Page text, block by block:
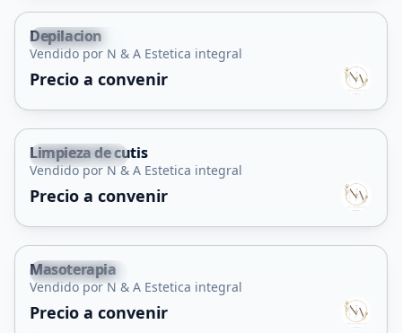
Juana Koslay
Servicio
Depilacion
Vendido por N & A Estetica integral
Precio a convenir
Juana Koslay
Servicio
Limpieza de cutis
Vendido por N & A Estetica integral
Precio a convenir
Juana Koslay
Servicio
Masoterapia
Vendido por N & A Estetica integral
Precio a convenir